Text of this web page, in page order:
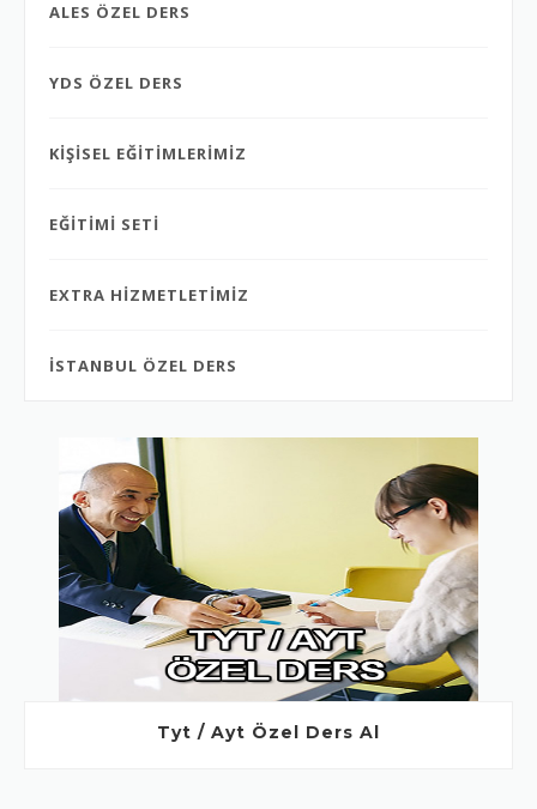
ALES ÖZEL DERS
YDS ÖZEL DERS
KİŞİSEL EĞİTİMLERİMİZ
EĞİTİMİ SETİ
EXTRA HİZMETLETİMİZ
İSTANBUL ÖZEL DERS
Tyt / Ayt Özel Ders Al